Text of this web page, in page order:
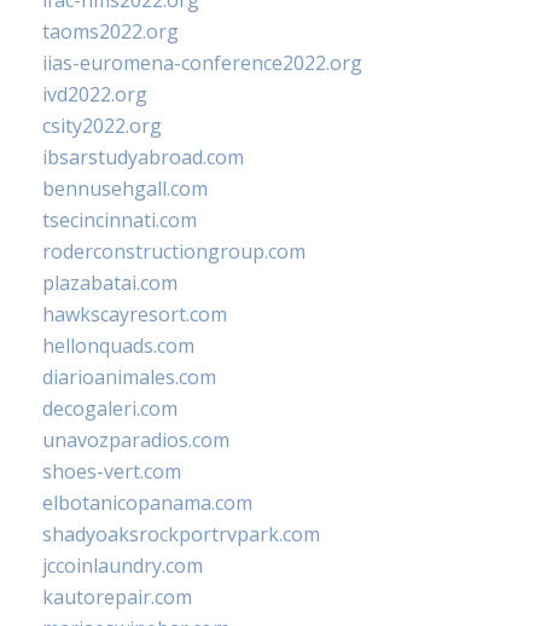
taoms2022.org
iias-euromena-conference2022.org
ivd2022.org
csity2022.org
ibsarstudyabroad.com
bennusehgall.com
tsecincinnati.com
roderconstructiongroup.com
plazabatai.com
hawkscayresort.com
hellonquads.com
diarioanimales.com
decogaleri.com
unavozparadios.com
shoes-vert.com
elbotanicopanama.com
shadyoaksrockportrvpark.com
jccoinlaundry.com
kautorepair.com